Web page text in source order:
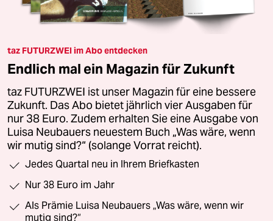
taz FUTURZWEI im Abo entdecken
Endlich mal ein Magazin für Zukunft
taz FUTURZWEI ist unser Magazin für eine bessere
Zukunft. Das Abo bietet jährlich vier Ausgaben für
nur 38 Euro. Zudem erhalten Sie eine Ausgabe von
Luisa Neubauers neuestem Buch „Was wäre, wenn
wir mutig sind?“ (solange Vorrat reicht).
Jedes Quartal neu in Ihrem Briefkasten
Nur 38 Euro im Jahr
Als Prämie Luisa Neubauers „Was wäre, wenn wir
mutig sind?“